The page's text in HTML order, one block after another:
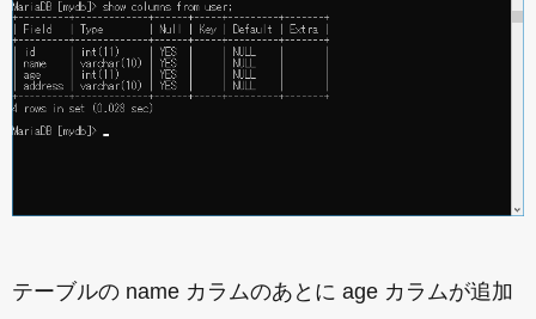
テーブルの name カラムのあとに age カラムが追加